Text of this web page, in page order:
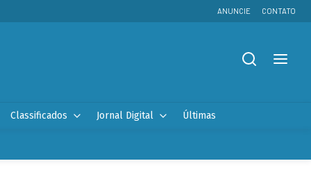
ANUNCIE CONTATO
Classificados Jornal Digital Últimas